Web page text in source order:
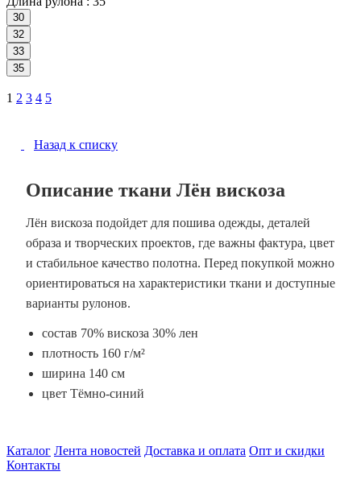
30
32
33
35
1 2 3 4 5
Назад к списку
Описание ткани Лён вискоза
Лён вискоза подойдет для пошива одежды, деталей
образа и творческих проектов, где важны фактура, цвет
и стабильное качество полотна. Перед покупкой можно
ориентироваться на характеристики ткани и доступные
варианты рулонов.
состав 70% вискоза 30% лен
плотность 160 г/м²
ширина 140 см
цвет Тёмно-синий
Каталог Лента новостей Доставка и оплата Опт и скидки
Контакты